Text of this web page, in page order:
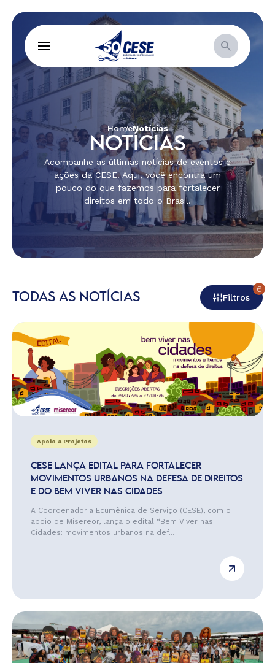
HomeNotícias
NOTÍCIAS
Acompanhe as últimas notícias de eventos e
ações da CESE. Aqui, você encontra um
pouco do que fazemos para fortalecer
direitos em todo o Brasil.
TODAS AS NOTÍCIAS Filtros
6
Apoio a Projetos
CESE LANÇA EDITAL PARA FORTALECER
MOVIMENTOS URBANOS NA DEFESA DE DIREITOS
E DO BEM VIVER NAS CIDADES
A Coordenadoria Ecumênica de Serviço (CESE), com o
apoio de Misereor, lança o edital “Bem Viver nas
Cidades: movimentos urbanos na def...